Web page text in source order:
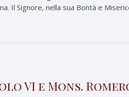
Il Signore, nella sua Bontà e
VI e Mons.